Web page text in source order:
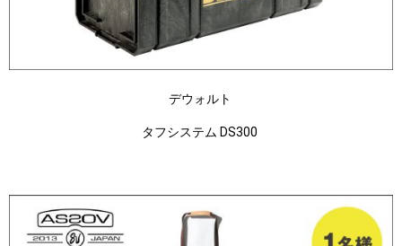
デウォルト
タフシステム DS300